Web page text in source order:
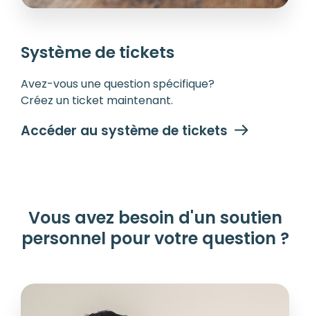
Système de tickets
Avez-vous une question spécifique?
Créez un ticket maintenant.
Accéder au système de tickets
Vous avez besoin d'un soutien
personnel pour votre question ?